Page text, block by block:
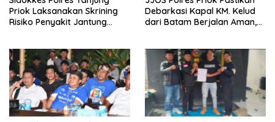
Priok Laksanakan Skrining
Risiko Penyakit Jantung
Debarkasi Kapal KM. Kelud
dari Batam Berjalan Aman,